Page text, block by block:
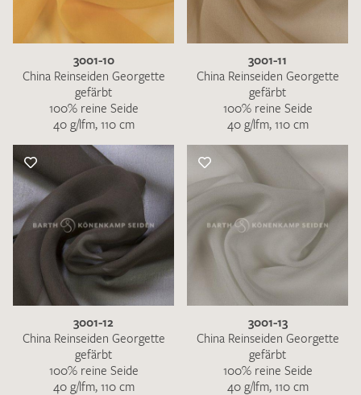
3001-10
China Reinseiden Georgette
gefärbt
100% reine Seide
40 g/lfm, 110 cm
3001-11
China Reinseiden Georgette
gefärbt
100% reine Seide
40 g/lfm, 110 cm
3001-12
China Reinseiden Georgette
gefärbt
100% reine Seide
40 g/lfm, 110 cm
3001-13
China Reinseiden Georgette
gefärbt
100% reine Seide
40 g/lfm, 110 cm